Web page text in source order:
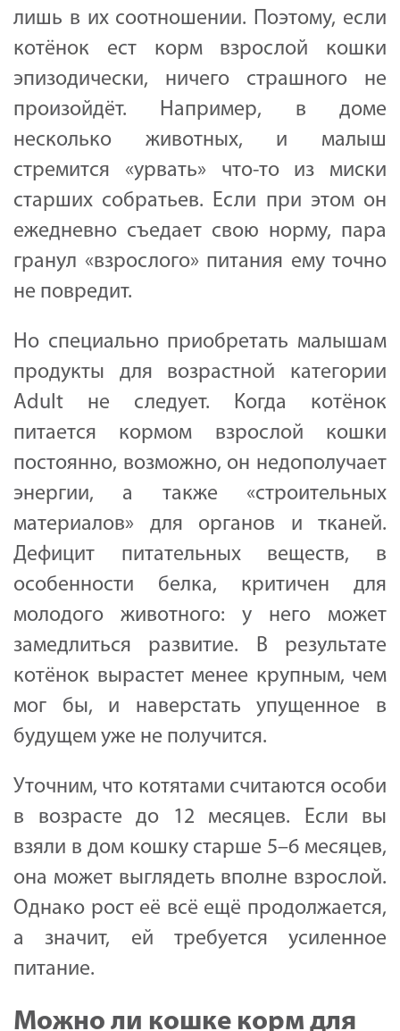
лишь в их соотношении. Поэтому, если
котёнок ест корм взрослой кошки
эпизодически, ничего страшного не
произойдёт. Например, в доме
несколько животных, и малыш
стремится «урвать» что-то из миски
старших собратьев. Если при этом он
ежедневно съедает свою норму, пара
гранул «взрослого» питания ему точно
не повредит.
Но специально приобретать малышам
продукты для возрастной категории
Adult не следует. Когда котёнок
питается кормом взрослой кошки
постоянно, возможно, он недополучает
энергии, а также «строительных
материалов» для органов и тканей.
Дефицит питательных веществ, в
особенности белка, критичен для
молодого животного: у него может
замедлиться развитие. В результате
котёнок вырастет менее крупным, чем
мог бы, и наверстать упущенное в
будущем уже не получится.
Уточним, что котятами считаются особи
в возрасте до 12 месяцев. Если вы
взяли в дом кошку старше 5–6 месяцев,
она может выглядеть вполне взрослой.
Однако рост её всё ещё продолжается,
а значит, ей требуется усиленное
питание.
Можно ли кошке корм для